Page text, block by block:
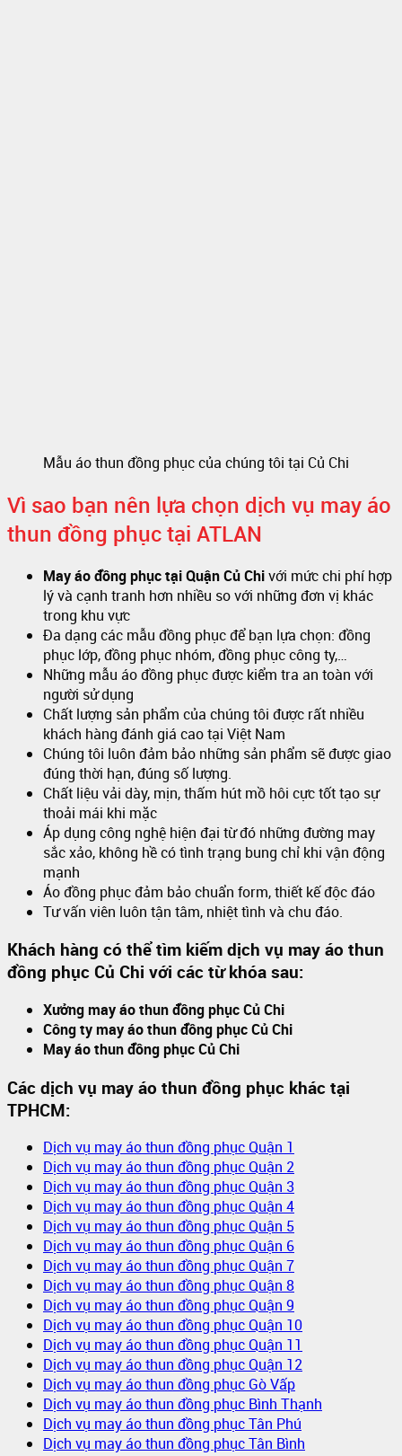
Mẫu áo thun đồng phục của chúng tôi tại Củ Chi
Vì sao bạn nên lựa chọn dịch vụ may áo
thun đồng phục tại ATLAN
May áo đồng phục tại Quận Củ Chivới mức chi phí hợp
lý và cạnh tranh hơn nhiều so với những đơn vị khác
trong khu vực
Đa dạng các mẫu đồng phục để bạn lựa chọn: đồng
phục lớp, đồng phục nhóm, đồng phục công ty,…
Những mẫu áo đồng phục được kiểm tra an toàn với
người sử dụng
Chất lượng sản phẩm của chúng tôi được rất nhiều
khách hàng đánh giá cao tại Việt Nam
Chúng tôi luôn đảm bảo những sản phẩm sẽ được giao
đúng thời hạn, đúng số lượng.
Chất liệu vải dày, mịn, thấm hút mồ hôi cực tốt tạo sự
thoải mái khi mặc
Áp dụng công nghệ hiện đại từ đó những đường may
sắc xảo, không hề có tình trạng bung chỉ khi vận động
mạnh
Áo đồng phục đảm bảo chuẩn form, thiết kế độc đáo
Tư vấn viên luôn tận tâm, nhiệt tình và chu đáo.
Khách hàng có thể tìm kiếm dịch vụ may áo thun
đồng phục Củ Chi với các từ khóa sau:
Xưởng may áo thun đồng phục Củ Chi
Công ty may áo thun đồng phục Củ Chi
May áo thun đồng phục Củ Chi
Các dịch vụ may áo thun đồng phục khác tại
TPHCM:
Dịch vụ may áo thun đồng phục Quận 1
Dịch vụ may áo thun đồng phục Quận 2
Dịch vụ may áo thun đồng phục Quận 3
Dịch vụ may áo thun đồng phục Quận 4
Dịch vụ may áo thun đồng phục Quận 5
Dịch vụ may áo thun đồng phục Quận 6
Dịch vụ may áo thun đồng phục Quận 7
Dịch vụ may áo thun đồng phục Quận 8
Dịch vụ may áo thun đồng phục Quận 9
Dịch vụ may áo thun đồng phục Quận 10
Dịch vụ may áo thun đồng phục Quận 11
Dịch vụ may áo thun đồng phục Quận 12
Dịch vụ may áo thun đồng phục Gò Vấp
Dịch vụ may áo thun đồng phục Bình Thạnh
Dịch vụ may áo thun đồng phục Tân Phú
Dịch vụ may áo thun đồng phục Tân Bình